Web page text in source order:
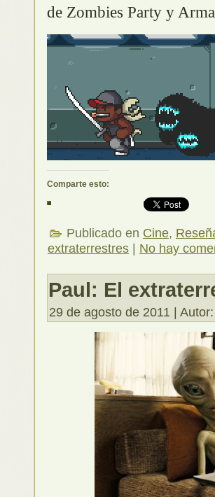
de Zombies Party y
Comparte esto:
Publicado en Cine,
extraterrestres
No hay
Paul: El
29 de agosto de 2011 | Autor: